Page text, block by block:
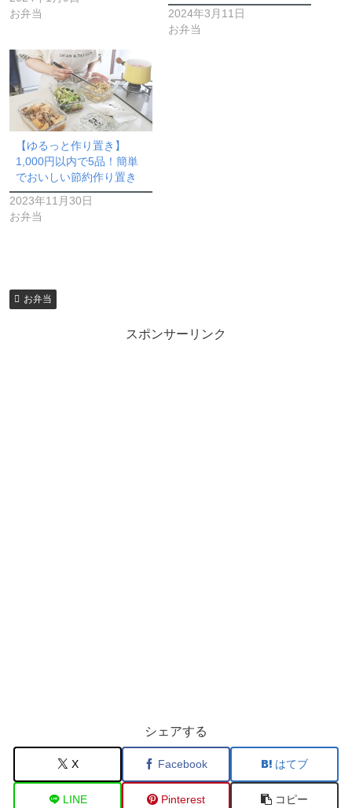
お弁当
2024年3月11日
お弁当
【ゆるっと作り置き】
1,000円以内で5品！簡単
でおいしい節約作り置き
2023年11月30日
お弁当
お弁当
スポンサーリンク
シェアする
X Facebook はてブ
LINE Pinterest コピー